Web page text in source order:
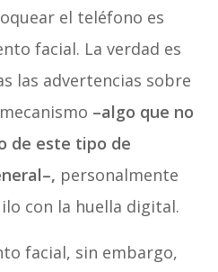
el teléfono es
facial. La verdad es
las advertencias sobre
–algo que no
de este tipo de
personalmente
con la huella digital.
facial, sin embargo,